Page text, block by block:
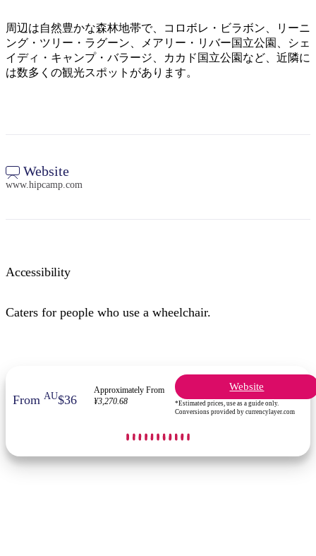
地
す
ル
索:
up
周辺は自然豊かな森林地帯で、コロボレ・ビラボン、リーニ
ング・ツリー・ラグーン、メアリー・リバー国立公園、シェ
イディ・キャンプ・バラージ、カカド国立公園など、近隣に
は数多くの観光スポットがあります。
Website
www.hipcamp.com
Accessibility
Caters for people who use a wheelchair.
From AU$36
Approximately From
¥3,270.68
Website
*Estimated prices, use as a guide only.
Conversions provided by currencylayer.com